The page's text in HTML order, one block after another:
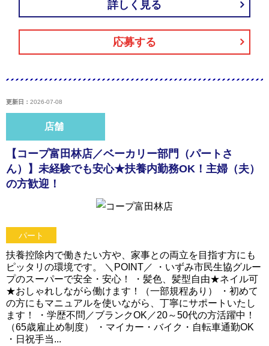
詳しく見る
応募する
更新日： 2026-07-08
店舗
【コープ富田林店／ベーカリー部門（パートさ
ん）】未経験でも安心★扶養内勤務OK！主婦（夫）
の方歓迎！
パート
扶養控除内で働きたい方や、家事との両立を目指す方にも
ピッタリの環境です。 ＼POINT／ ・いずみ市民生協グルー
プのスーパーで安全・安心！ ・髪色、髪型自由★ネイル可
★おしゃれしながら働けます！（一部規程あり） ・初めて
の方にもマニュアルを使いながら、丁寧にサポートいたし
ます！ ・学歴不問／ブランクOK／20～50代の方活躍中！
（65歳雇止め制度） ・マイカー・バイク・自転車通勤OK
・日祝手当...